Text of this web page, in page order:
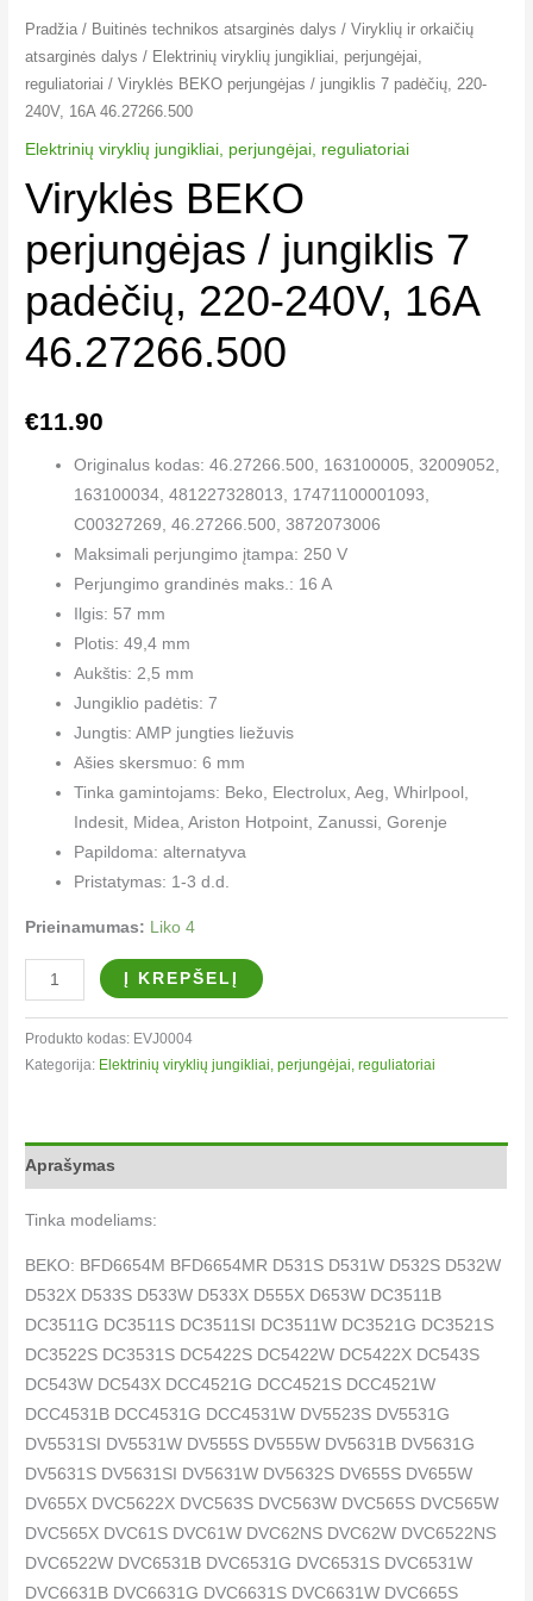
Pradžia / Buitinės technikos atsarginės dalys /Viryklių ir orkaičių
atsarginės dalys / Elektrinių viryklių jungikliai​, perjungėjai,
reguliatoriai / Viryklės BEKO perjungėjas / jungiklis 7 padėčių, 220-
240V, 16A 46.27266.500
Elektrinių viryklių jungikliai​, perjungėjai, reguliatoriai
Viryklės BEKO
perjungėjas / jungiklis 7
padėčių, 220-240V, 16A
46.27266.500
€11.90
Originalus kodas: 46.27266.500, 163100005, 32009052,
163100034, 481227328013, 17471100001093,
C00327269, 46.27266.500, 3872073006
Maksimali perjungimo įtampa: 250 V
Perjungimo grandinės maks.: 16 A
Ilgis: 57 mm
Plotis: 49,4 mm
Aukštis: 2,5 mm
Jungiklio padėtis: 7
Jungtis: AMP jungties liežuvis
Ašies skersmuo: 6 mm
Tinka gamintojams: Beko, Electrolux, Aeg, Whirlpool,
Indesit, Midea, Ariston Hotpoint, Zanussi, Gorenje
Papildoma: alternatyva
Pristatymas: 1-3 d.d.
Prieinamumas: Liko 4
Į KREPŠELĮ
Produkto kodas: EVJ0004
Kategorija: Elektrinių viryklių jungikliai​, perjungėjai, reguliatoriai
Aprašymas
Tinka modeliams:
BEKO: BFD6654M BFD6654MR D531S D531W D532S D532W
D532X D533S D533W D533X D555X D653W DC3511B
DC3511G DC3511S DC3511SI DC3511W DC3521G DC3521S
DC3522S DC3531S DC5422S DC5422W DC5422X DC543S
DC543W DC543X DCC4521G DCC4521S DCC4521W
DCC4531B DCC4531G DCC4531W DV5523S DV5531G
DV5531SI DV5531W DV555S DV555W DV5631B DV5631G
DV5631S DV5631SI DV5631W DV5632S DV655S DV655W
DV655X DVC5622X DVC563S DVC563W DVC565S DVC565W
DVC565X DVC61S DVC61W DVC62NS DVC62W DVC6522NS
DVC6522W DVC6531B DVC6531G DVC6531S DVC6531W
DVC6631B DVC6631G DVC6631S DVC6631W DVC665S